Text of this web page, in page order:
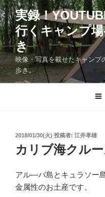
コ
ン
テ
ン
ツ
へ
ス
実録！
行くキャンプ
き
映像・写真を載せたキャンプ
歩き。
投
日:
2018/01/30(火) 投稿者: 江井孝雄
カリブ海クル
アル―バ島とキュラソー
金属性のお土産です。